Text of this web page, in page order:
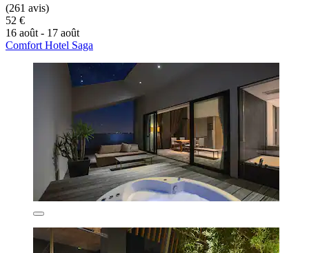
(261 avis)
52 €
16 août - 17 août
Comfort Hotel Saga